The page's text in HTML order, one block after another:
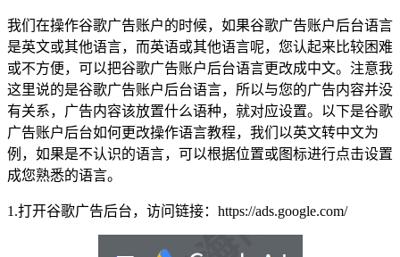
我们在操作谷歌广告账户的时候，如果谷歌广告账户后台语言
是英文或其他语言，而英语或其他语言呢，您认起来比较困难
或不方便，可以把谷歌广告账户后台语言更改成中文。注意我
这里说的是谷歌广告账户后台语言，所以与您的广告内容并没
有关系，广告内容该放置什么语种，就对应设置。以下是谷歌
广告账户后台如何更改操作语言教程，我们以英文转中文为
例，如果是不认识的语言，可以根据位置或图标进行点击设置
成您熟悉的语言。
1.打开谷歌广告后台，访问链接：https://ads.google.com/